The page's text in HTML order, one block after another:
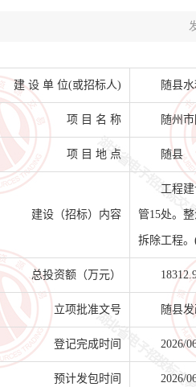
建 设 单 位(或招标人) 随县
项 目 名 称 随州
项 目 地 点 随县
建设（招标）内容
工程
管15处。
拆除工程
总投资额（万元）
立项批准文号 随县
登记完成时间 2026/
预计发包时间 2026/